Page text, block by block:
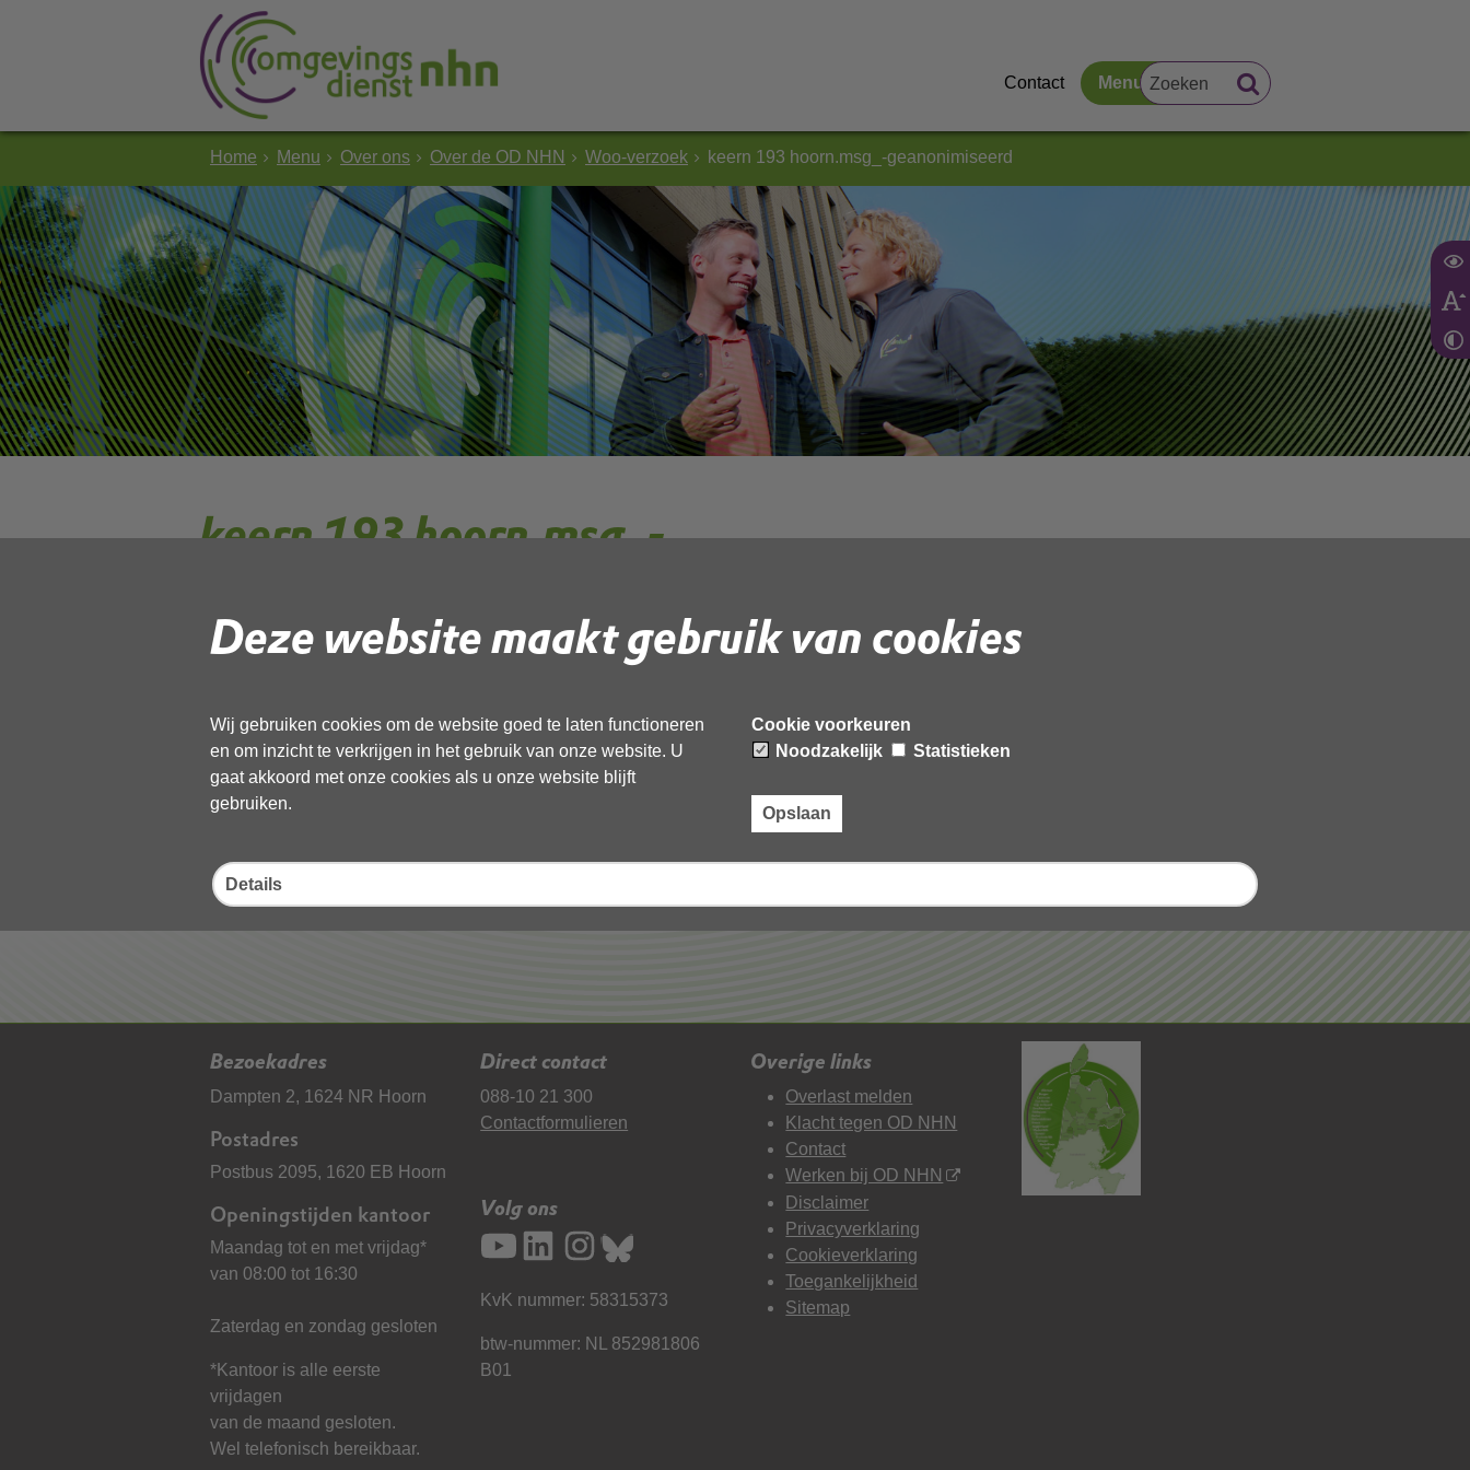
Deze website maakt gebruik van cookies
Wij gebruiken cookies om de website goed te laten functioneren
en om inzicht te verkrijgen in het gebruik van onze website. U
gaat akkoord met onze cookies als u onze website blijft
gebruiken.
Cookie voorkeuren
Noodzakelijk
Statistieken
Opslaan
Details
Contact Menu
Home Menu Over ons Over de OD NHN Woo-verzoek keern 193 hoorn.msg_-geanonimiseerd
keern 193 hoorn.msg_-
Download ‘keern 193 hoorn.msg_-geanonimiseerd’,
02 juni 2026,pdf, 139kB
Bezoekadres
Dampten 2, 1624 NR Hoorn
Postadres
Postbus 2095, 1620 EB Hoorn
Openingstijden kantoor
Maandag tot en met vrijdag*
van 08:00 tot 16:30
Zaterdag en zondag gesloten
*Kantoor is alle eerste
vrijdagen
van de maand gesloten.
Wel telefonisch bereikbaar.
Direct contact
088-10 21 300
Contactformulieren
Volg ons
KvK nummer: 58315373
btw-nummer: NL 852981806
B01
Overige links
Overlast melden
Klacht tegen OD NHN
Contact
Werken bij OD NHN
Disclaimer
Privacyverklaring
Cookieverklaring
Toegankelijkheid
Sitemap